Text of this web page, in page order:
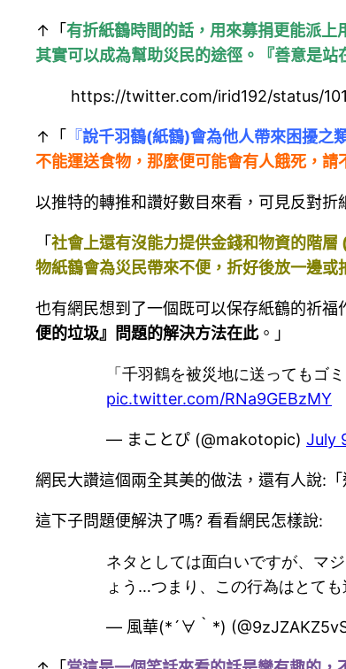
↑「 有折紙鶴時間的話，用來募捐更能派
其實可以成為幫助災民的途徑。『善意是站
https://twitter.com/irid192/status/
↑「 『說千羽鶴(紙鶴)會為他人帶來困擾之
不能運送食物，那麼便可能會有人餓死，請
以推特的轉推和讚好數目來看，可見反對
「 社會上還有沒能力提供金錢和物資的階
物紙鶴會為災民帶來不便，折好後放一邊
也有網民想到了一個既可以保存紙鶴的祈
便的垃圾』問題的解決方法在此。」
「千羽鶴を被災地に送ってもゴ
pic.twitter.com/RNa9GEBzMY
— まことぴ (@makotopic) July
網民大讚這個兩全其美的做法，還有人說:
這下子問題便解決了嗎? 看看網民怎樣說:
ネタとしては面白いですが、マ
ょう…つまり、この行為はとても
— 風華(*´∀｀*)